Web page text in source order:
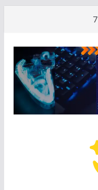
contenido